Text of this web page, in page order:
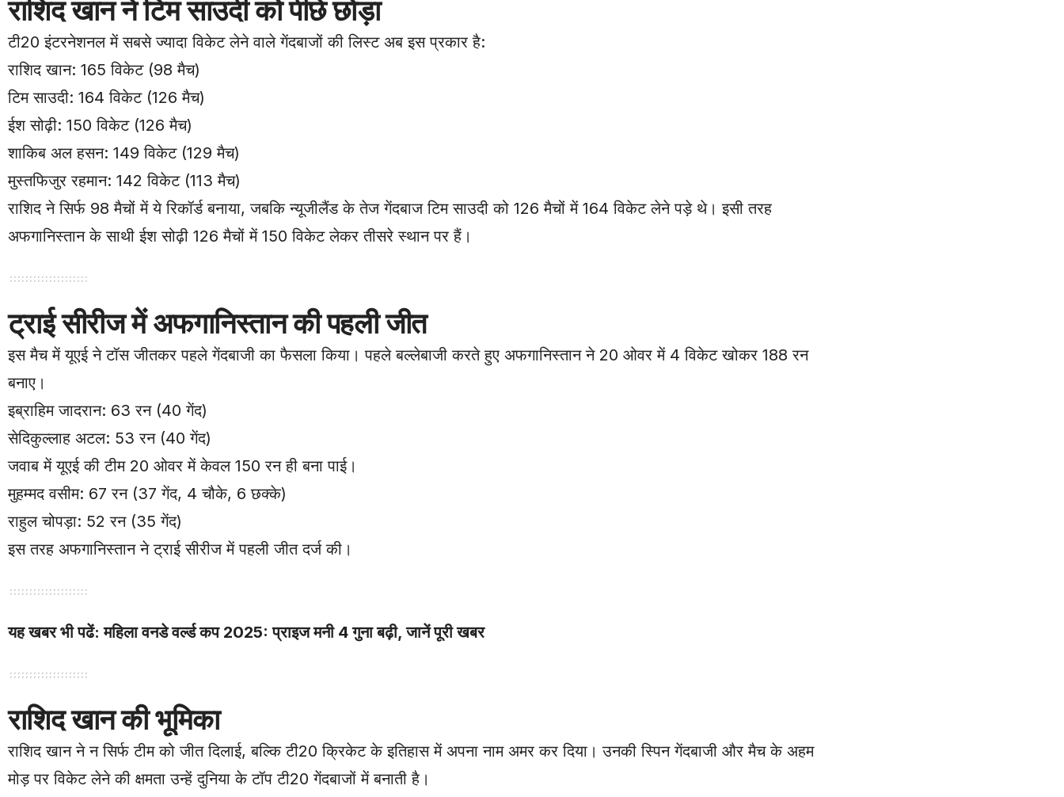
राशिद खान ने टिम साउदी को पीछे छोड़ा
टी20 इंटरनेशनल में सबसे ज्यादा विकेट लेने वाले गेंदबाजों की लिस्ट अब इस प्रकार है:
राशिद खान: 165 विकेट (98 मैच)
टिम साउदी: 164 विकेट (126 मैच)
ईश सोढ़ी: 150 विकेट (126 मैच)
शाकिब अल हसन: 149 विकेट (129 मैच)
मुस्तफिजुर रहमान: 142 विकेट (113 मैच)
राशिद ने सिर्फ 98 मैचों में ये रिकॉर्ड बनाया, जबकि न्यूजीलैंड के तेज गेंदबाज टिम साउदी को 126 मैचों में 164 विकेट लेने पड़े थे। इसी तरह
अफगानिस्तान के साथी ईश सोढ़ी 126 मैचों में 150 विकेट लेकर तीसरे स्थान पर हैं।
ट्राई सीरीज में अफगानिस्तान की पहली जीत
इस मैच में यूएई ने टॉस जीतकर पहले गेंदबाजी का फैसला किया। पहले बल्लेबाजी करते हुए अफगानिस्तान ने 20 ओवर में 4 विकेट खोकर 188 रन
बनाए।
इब्राहिम जादरान: 63 रन (40 गेंद)
सेदिकुल्लाह अटल: 53 रन (40 गेंद)
जवाब में यूएई की टीम 20 ओवर में केवल 150 रन ही बना पाई।
मुहम्मद वसीम: 67 रन (37 गेंद, 4 चौके, 6 छक्के)
राहुल चोपड़ा: 52 रन (35 गेंद)
इस तरह अफगानिस्तान ने ट्राई सीरीज में पहली जीत दर्ज की।
यह खबर भी पढें:महिला वनडे वर्ल्ड कप 2025: प्राइज मनी 4 गुना बढ़ी, जानें पूरी खबर
राशिद खान की भूमिका
राशिद खान ने न सिर्फ टीम को जीत दिलाई, बल्कि टी20 क्रिकेट के इतिहास में अपना नाम अमर कर दिया। उनकी स्पिन गेंदबाजी और मैच के अहम
मोड़ पर विकेट लेने की क्षमता उन्हें दुनिया के टॉप टी20 गेंदबाजों में बनाती है।